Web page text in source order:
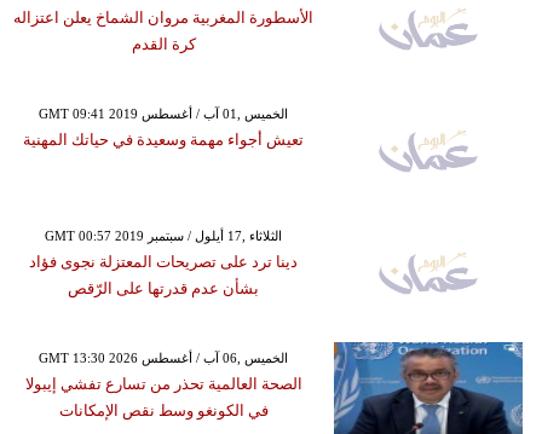
الأسطورة المغربية مروان الشماخ يعلن اعتزاله
كرة القدم
GMT 09:41 2019 الخميس ,01 آب / أغسطس
تعيش أجواء مهمة وسعيدة في حياتك المهنية
GMT 00:57 2019 الثلاثاء ,17 أيلول / سبتمبر
دينا ترد على تصريحات المعتزلة نجوى فؤاد
بشأن عدم قدرتها على الرّقص
GMT 13:30 2026 الخميس ,06 آب / أغسطس
الصحة العالمية تحذر من تسارع تفشي إيبولا
في الكونغو وسط نقص الإمكانات